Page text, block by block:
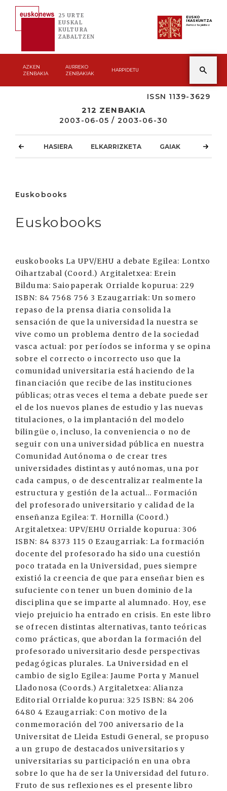
25 URTE
EUSKAL
KULTURA
ZABALTZEN
EUSKO
IKASKUNTZA
Asmoz ta jakitez
AZKEN
ZENBAKIA
AURREKO
ZENBAKIAK
HARPIDETU
ISSN 1139-3629
212 ZENBAKIA
2003-06-05 / 2003-06-30
HASIERA ELKARRIZKETA GAIAK
Euskobooks
Euskobooks
euskobooks La UPV/EHU a debate Egilea: Lontxo
Oihartzabal (Coord.) Argitaletxea: Erein
Bilduma: Saiopaperak Orrialde kopurua: 229
ISBN: 84 7568 756 3 Ezaugarriak: Un somero
repaso de la prensa diaria consolida la
sensación de que la universidad la nuestra se
vive como un problema dentro de la sociedad
vasca actual: por períodos se informa y se opina
sobre el correcto o incorrecto uso que la
comunidad universitaria está haciendo de la
financiación que recibe de las instituciones
públicas; otras veces el tema a debate puede ser
el de los nuevos planes de estudio y las nuevas
titulaciones, o la implantación del modelo
bilingüe o, incluso, la conveniencia o no de
seguir con una universidad pública en nuestra
Comunidad Autónoma o de crear tres
universidades distintas y autónomas, una por
cada campus, o de descentralizar realmente la
estructura y gestión de la actual... Formación
del profesorado universitario y calidad de la
enseñanza Egilea: T. Hornilla (Coord.)
Argitaletxea: UPV/EHU Orrialde kopurua: 306
ISBN: 84 8373 115 0 Ezaugarriak: La formación
docente del profesorado ha sido una cuestión
poco tratada en la Universidad, pues siempre
existió la creencia de que para enseñar bien es
sufuciente con tener un buen dominio de la
disciplina que se imparte al alumnado. Hoy, ese
viejo prejuicio ha entrado en crisis. En este libro
se ofrecen distintas alternativas, tanto teóricas
como prácticas, que abordan la formación del
profesorado universitario desde perspectivas
pedagógicas plurales. La Universidad en el
cambio de siglo Egilea: Jaume Porta y Manuel
Lladonosa (Coords.) Argitaletxea: Alianza
Editorial Orrialde kopurua: 325 ISBN: 84 206
6480 4 Ezaugarriak: Con motivo de la
conmemoración del 700 aniversario de la
Universitat de Lleida Estudi General, se propuso
a un grupo de destacados universitarios y
universitarias su participación en una obra
sobre lo que ha de ser la Universidad del futuro.
Fruto de sus reflexiones es el presente libro